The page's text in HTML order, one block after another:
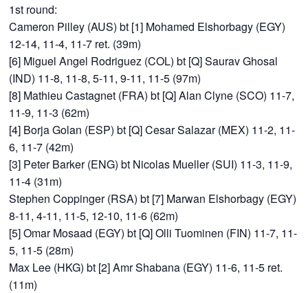
1st round:
Cameron Pilley (AUS) bt [1] Mohamed Elshorbagy (EGY)
12-14, 11-4, 11-7 ret. (39m)
[6] Miguel Angel Rodriguez (COL) bt [Q] Saurav Ghosal
(IND) 11-8, 11-8, 5-11, 9-11, 11-5 (97m)
[8] Mathieu Castagnet (FRA) bt [Q] Alan Clyne (SCO) 11-7,
11-9, 11-3 (62m)
[4] Borja Golan (ESP) bt [Q] Cesar Salazar (MEX) 11-2, 11-
6, 11-7 (42m)
[3] Peter Barker (ENG) bt Nicolas Mueller (SUI) 11-3, 11-9,
11-4 (31m)
Stephen Coppinger (RSA) bt [7] Marwan Elshorbagy (EGY)
8-11, 4-11, 11-5, 12-10, 11-6 (62m)
[5] Omar Mosaad (EGY) bt [Q] Olli Tuominen (FIN) 11-7, 11-
5, 11-5 (28m)
Max Lee (HKG) bt [2] Amr Shabana (EGY) 11-6, 11-5 ret.
(11m)